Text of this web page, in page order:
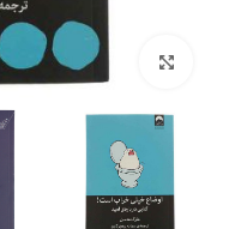
بزرگنمایی تصویر